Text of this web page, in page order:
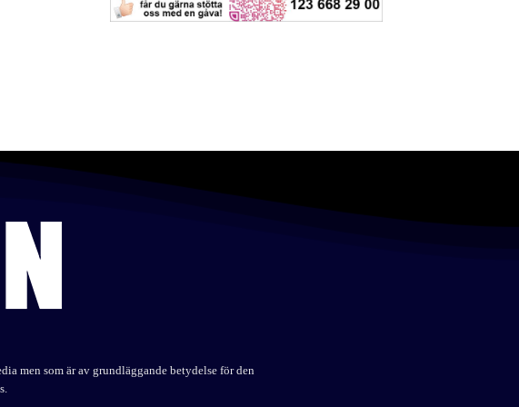
men som är av grundläggande betydelse för den